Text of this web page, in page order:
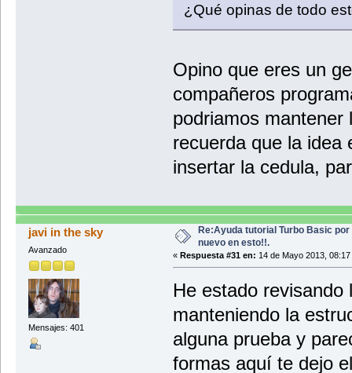
¿Qué opinas de todo
Opino que eres un
compañeros
podriamos
recuerda que la idea
insertar la cedula,
javi in the sky
Avanzado
Mensajes: 401
Re:Ayuda tutorial Turbo Basic
nuevo en esto!!.
« Respuesta #31 en: 14 de Mayo 2013, 08:17
He estado revisando
manteniendo la
alguna prueba y
formas aquí te dejo